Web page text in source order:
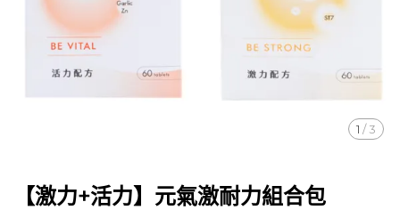
1 / 3
【激力+活力】元氣激耐力組合包